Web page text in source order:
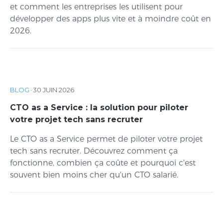
et comment les entreprises les utilisent pour
développer des apps plus vite et à moindre coût en
2026.
BLOG ·30 JUIN 2026
CTO as a Service : la solution pour piloter
votre projet tech sans recruter
Le CTO as a Service permet de piloter votre projet
tech sans recruter. Découvrez comment ça
fonctionne, combien ça coûte et pourquoi c'est
souvent bien moins cher qu'un CTO salarié.